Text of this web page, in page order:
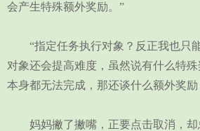
会产生特殊额外奖励。”
“指定任务执行对象？反正我也只
对象还会提高难度，虽然说有什么特
本身都无法完成，那还谈什么额外奖励
妈妈撇了撇嘴，正要点击取消，却